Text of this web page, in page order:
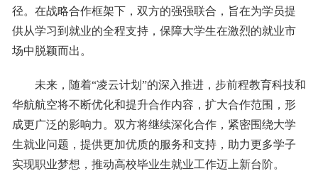
径。在战略合作框架下，双方的强强联合，旨在为学员提
供从学习到就业的全程支持，保障大学生在激烈的就业市
场中脱颖而出。
未来，随着“凌云计划”的深入推进，步前程教育科技和
华航航空将不断优化和提升合作内容，扩大合作范围，形
成更广泛的影响力。双方将继续深化合作，紧密围绕大学
生就业问题，提供更加优质的服务和支持，助力更多学子
实现职业梦想，推动高校毕业生就业工作迈上新台阶。